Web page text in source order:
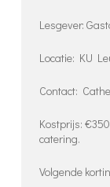
Lesgever:
Locatie: KU
Contact:
Kostprijs:
catering.
Volgende